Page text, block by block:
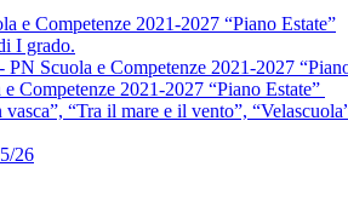
e Competenze 2021-2027 “Piano Estate”
I grado.
Scuola e Competenze 2021-2027
Competenze 2021-2027 “Piano Estate”
“Tra il mare e il vento”,
26